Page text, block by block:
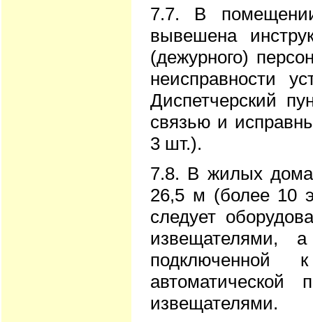
7.7. В
вывешена
(дежурного)
неисправности
Диспетчерский
связью и
3 шт.).
7.8. В жилых
26,5 м (более 10
следует
извещателями,
подключенной
извещателями.